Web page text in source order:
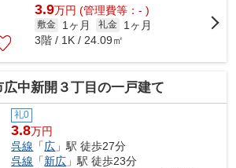
3.9万円 (管理費等：- )
敷金 1ヶ月 礼金
1ヶ月
3階 / 1K / 24.09㎡
広中新開３丁目の一戸建て
礼0
3.8万円
呉線 「広 」駅 徒歩27分
呉線 「新広 」駅 徒歩23分